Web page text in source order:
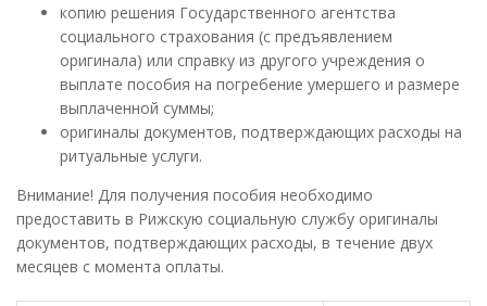
копию решения Государственного агентства
социального страхования (с предъявлением
оригинала) или справку из другого учреждения о
выплате пособия на погребение умершего и размере
выплаченной суммы;
оригиналы документов, подтверждающих расходы на
ритуальные услуги.
Внимание! Для получения пособия необходимо
предоставить в Рижскую социальную службу оригиналы
документов, подтверждающих расходы, в течение двух
месяцев с момента оплаты.